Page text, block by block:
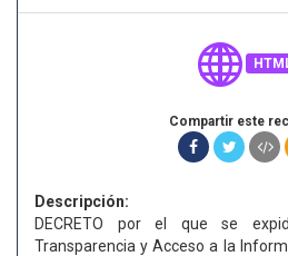
Compartir este
Descripción:
DECRETO por el que se
Transparencia y Acceso a la